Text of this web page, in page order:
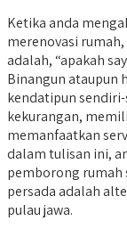
Ketika anda
merenovasi
adalah, “apakah
Binangun ataupun
kendatipun
kekurangan,
memanfaatkan
dalam tulisan ini,
pemborong rumah
persada adalah
pulau jawa.